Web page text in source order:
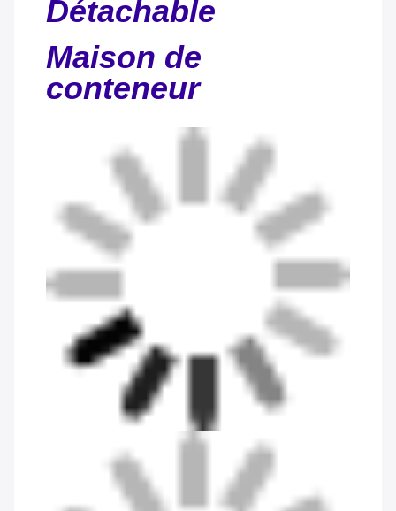
Détachable
Maison de
conteneur